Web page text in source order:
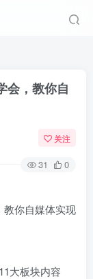
会，教你自
关注
31 0
大板块内容